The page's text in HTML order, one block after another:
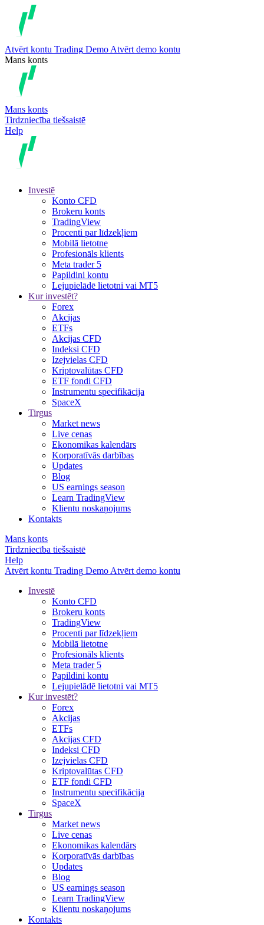
Atvērt kontu Trading Demo Atvērt demo kontu
Mans konts
Mans konts
Tirdzniecība tiešsaistē
Help
Investē
Konto CFD
Brokeru konts
TradingView
Procenti par līdzekļiem
Mobilā lietotne
Profesionāls klients
Meta trader 5
Papildini kontu
Lejupielādē lietotni vai MT5
Kur investēt?
Forex
Akcijas
ETFs
Akcijas CFD
Indeksi CFD
Izejvielas CFD
Kriptovalūtas CFD
ETF fondi CFD
Instrumentu specifikācija
SpaceX
Tirgus
Market news
Live cenas
Ekonomikas kalendārs
Korporatīvās darbības
Updates
Blog
US earnings season
Learn TradingView
Klientu noskaņojums
Kontakts
Mans konts
Tirdzniecība tiešsaistē
Help
Atvērt kontu Trading Demo Atvērt demo kontu
Investē
Konto CFD
Brokeru konts
TradingView
Procenti par līdzekļiem
Mobilā lietotne
Profesionāls klients
Meta trader 5
Papildini kontu
Lejupielādē lietotni vai MT5
Kur investēt?
Forex
Akcijas
ETFs
Akcijas CFD
Indeksi CFD
Izejvielas CFD
Kriptovalūtas CFD
ETF fondi CFD
Instrumentu specifikācija
SpaceX
Tirgus
Market news
Live cenas
Ekonomikas kalendārs
Korporatīvās darbības
Updates
Blog
US earnings season
Learn TradingView
Klientu noskaņojums
Kontakts